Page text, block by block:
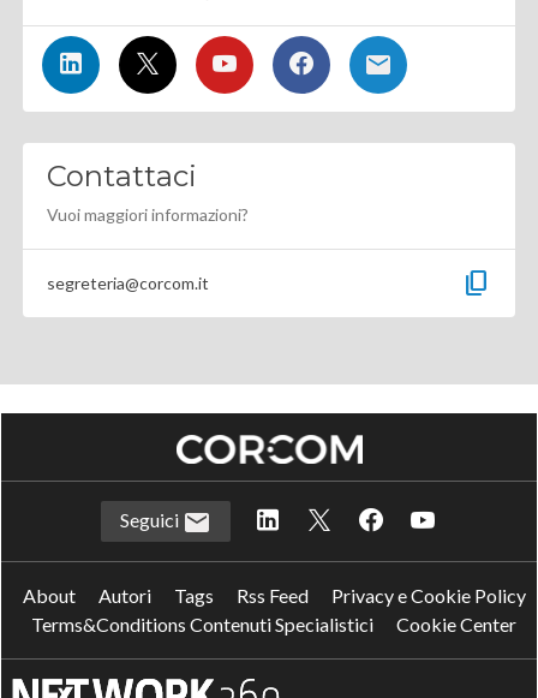
Contattaci
Vuoi maggiori informazioni?
segreteria@corcom.it content_copy
Seguici
About Autori Tags Rss Feed
Privacy e Cookie Policy
Terms&Conditions Contenuti Specialistici
Cookie Center